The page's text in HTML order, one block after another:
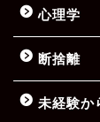
心理学
断捨離
未経験か